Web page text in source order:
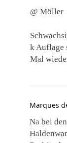
@ Möller
k Auflage
Mal
Marques
Na bei